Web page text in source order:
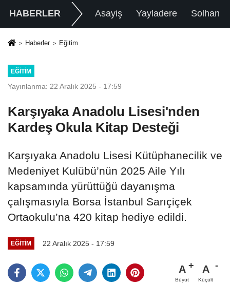
HABERLER Asayiş Yayladere Solhan
Haberler Eğitim
EĞITIM
Yayınlanma: 22 Aralık 2025 - 17:59
Karşıyaka Anadolu Lisesi'nden
Kardeş Okula Kitap Desteği
Karşıyaka Anadolu Lisesi Kütüphanecilik ve
Medeniyet Kulübü’nün 2025 Aile Yılı
kapsamında yürüttüğü dayanışma
çalışmasıyla Borsa İstanbul Sarıçiçek
Ortaokulu’na 420 kitap hediye edildi.
EĞITIM 22 Aralık 2025 - 17:59
A
Büyüt
A
Küçült